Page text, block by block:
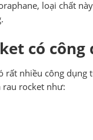
loại chất
có công
rất nhiều công
rau rocket như: